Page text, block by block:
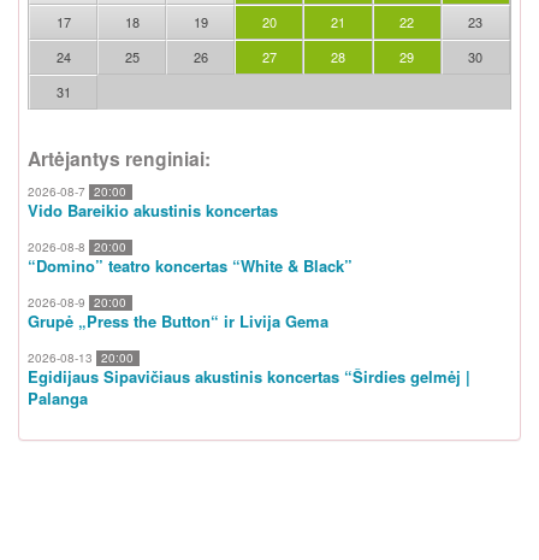
17
18 19 20 21 22
23
24
25 26 27 28 29
30
31
Artėjantys renginiai:
2026-08-7 20:00
Vido Bareikio akustinis koncertas
2026-08-8 20:00
“Domino” teatro koncertas “White & Black”
2026-08-9 20:00
Grupė „Press the Button“ ir Livija Gema
2026-08-13 20:00
Egidijaus Sipavičiaus akustinis koncertas “Širdies gelmėj |
Palanga